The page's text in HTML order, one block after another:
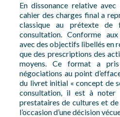
En dissonance relative
cahier des charges final a
classique au prétexte
consultation. Conforme
avec des objectifs libellés en
que des prescriptions des
moyens. Ce format a pris
négociations au point
du livret initial « concept de
consultation, il est à
prestataires de cultures et
l’occasion d’une décision